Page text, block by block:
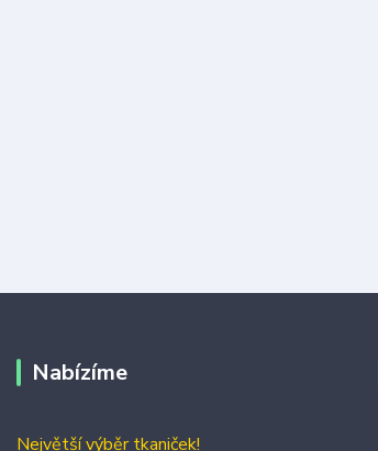
Nabízíme
Největší výběr tkaniček!